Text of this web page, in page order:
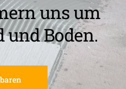
uns um
und Boden.